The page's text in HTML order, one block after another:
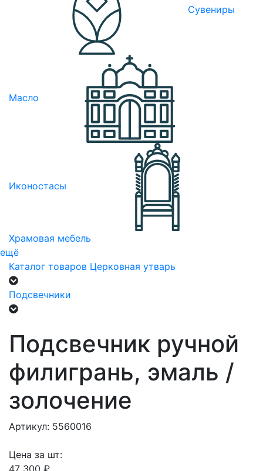
Сувениры
Масло
Иконостасы
Храмовая мебель
ещё
Каталог товаров Церковная утварь
Подсвечники
Подсвечник ручной
филигрань, эмаль /
золочение
Артикул: 5560016
Цена за шт:
47 300 ₽